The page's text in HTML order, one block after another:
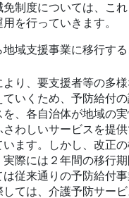
制度については、こ
を行っていきます。
域支援事業に移行す
より、要支援者等の多
ていくため、予防給付
、各自治体が地域の
さわしいサービスを提
います。しかし、改正
際には２年間の移行
従来通りの予防給付
しては、介護予防サー